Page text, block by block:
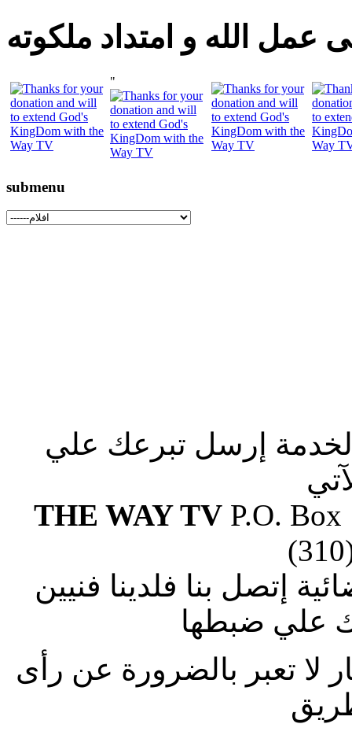
عمل الله و امتداد ملكوته
"
submenu
إرسل تبرعك علي
THE WAY TVP.O. Box
إتصل بنا فلدينا فنيين
علي ضبطها
لا تعبر بالضرورة عن رأى